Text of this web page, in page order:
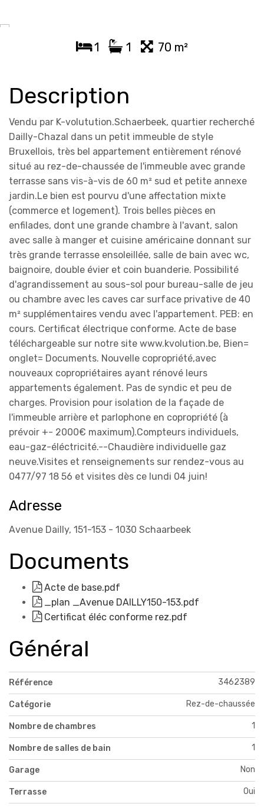
1 1 70 m²
Description
Vendu par K-volutution.Schaerbeek, quartier recherché
Dailly-Chazal dans un petit immeuble de style
Bruxellois, très bel appartement entièrement rénové
situé au rez-de-chaussée de l'immeuble avec grande
terrasse sans vis-à-vis de 60 m² sud et petite annexe
jardin.Le bien est pourvu d'une affectation mixte
(commerce et logement). Trois belles pièces en
enfilades, dont une grande chambre à l'avant, salon
avec salle à manger et cuisine américaine donnant sur
très grande terrasse ensoleillée, salle de bain avec wc,
baignoire, double évier et coin buanderie. Possibilité
d'agrandissement au sous-sol pour bureau-salle de jeu
ou chambre avec les caves car surface privative de 40
m² supplémentaires vendu avec l'appartement. PEB: en
cours. Certificat électrique conforme. Acte de base
téléchargeable sur notre site www.kvolution.be, Bien=
onglet= Documents. Nouvelle copropriété,avec
nouveaux copropriétaires ayant rénové leurs
appartements également. Pas de syndic et peu de
charges. Provision pour isolation de la façade de
l'immeuble arrière et parlophone en copropriété (à
prévoir +- 2000€ maximum).Compteurs individuels,
eau-gaz-éléctricité.--Chaudière individuelle gaz
neuve.Visites et renseignements sur rendez-vous au
0477/97 18 56 et visites dès ce lundi 04 juin!
Adresse
Avenue Dailly, 151-153 - 1030 Schaarbeek
Documents
Acte de base.pdf
_plan _Avenue DAILLY150-153.pdf
Certificat éléc conforme rez.pdf
Général
Référence 3462389
Catégorie Rez-de-chaussée
Nombre de chambres 1
Nombre de salles de bain 1
Garage Non
Terrasse Oui